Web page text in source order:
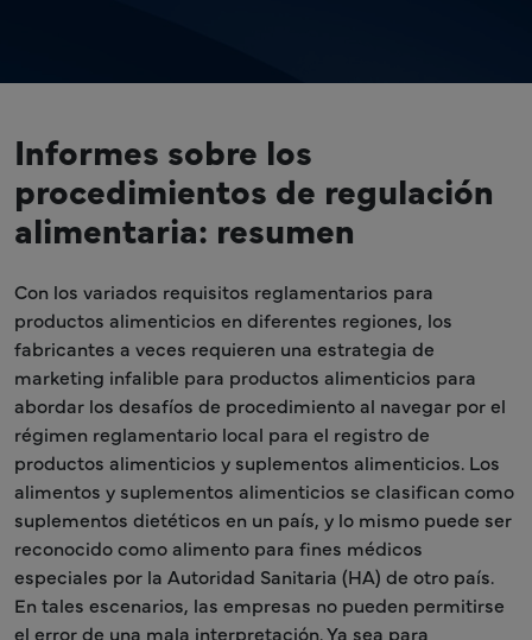
Informes sobre los
procedimientos de regulación
alimentaria: resumen
Con los variados requisitos reglamentarios para
productos alimenticios en diferentes regiones, los
fabricantes a veces requieren una estrategia de
marketing infalible para productos alimenticios para
abordar los desafíos de procedimiento al navegar por el
régimen reglamentario local para el registro de
productos alimenticios y suplementos alimenticios. Los
alimentos y suplementos alimenticios se clasifican como
suplementos dietéticos en un país, y lo mismo puede ser
reconocido como alimento para fines médicos
especiales por la Autoridad Sanitaria (HA) de otro país.
En tales escenarios, las empresas no pueden permitirse
el error de una mala interpretación. Ya sea para